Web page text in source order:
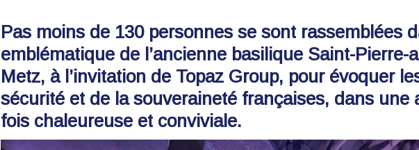
Pas moins de 130 personnes se sont rassemblées
emblématique de l’ancienne basilique Saint-Pierre-
Metz, à l’invitation de Topaz Group, pour évoquer
sécurité et de la souveraineté françaises, dans une
fois chaleureuse et conviviale.